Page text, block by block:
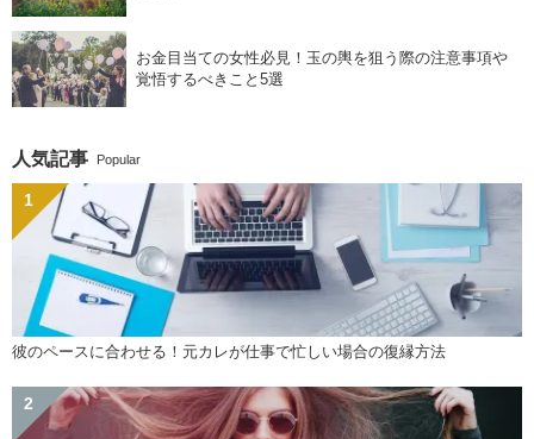
お金目当ての女性必見！玉の輿を狙う際の注意事項や
覚悟するべきこと5選
人気記事 Popular
彼のペースに合わせる！元カレが仕事で忙しい場合の復縁方法